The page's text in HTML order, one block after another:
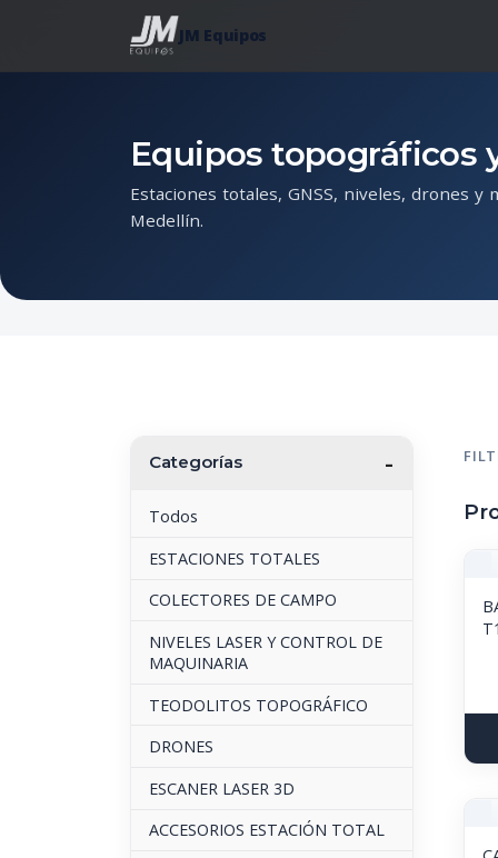
JM Equipos
Equipos topográficos
Estaciones totales, GNSS, niveles, drones y
Medellín.
Categorías
Todos
ESTACIONES TOTALES
COLECTORES DE CAMPO
NIVELES LASER Y CONTROL DE
MAQUINARIA
TEODOLITOS TOPOGRÁFICO
DRONES
ESCANER LASER 3D
ACCESORIOS ESTACIÓN TOTAL